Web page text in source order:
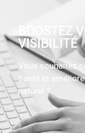
BOOSTEZ
VISIBILITÉ
Vous souhaitez
Santé et
naturel ?